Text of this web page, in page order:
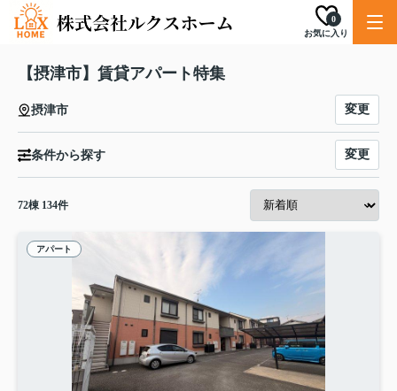
お気に入り
0
【摂津市】賃貸アパート特集
摂津市 変更
条件から探す 変更
72棟 134件
アパート